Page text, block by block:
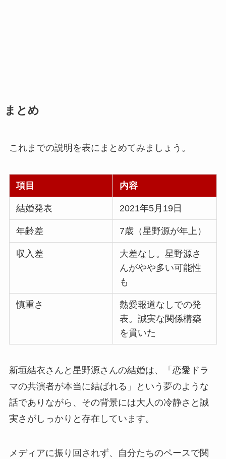
まとめ
これまでの説明を表にまとめてみましょう。
項目 内容
結婚発表 2021年5月19日
年齢差 7歳（星野源が年上）
収入差
大差なし。星野源さ
んがやや多い可能性
も
慎重さ
熱愛報道なしでの発
表。誠実な関係構築
を貫いた
新垣結衣さんと星野源さんの結婚は、「恋愛ドラ
マの共演者が本当に結ばれる」という夢のような
話でありながら、その背景には大人の冷静さと誠
実さがしっかりと存在しています。
メディアに振り回されず、自分たちのペースで関